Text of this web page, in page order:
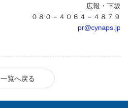
広報・下坂
０８０－４０６４－４８７９
pr@cynaps.jp
一覧へ戻る